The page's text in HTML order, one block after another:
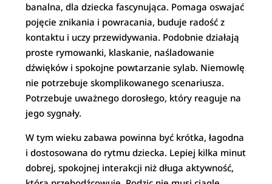
banalna, dla dziecka fascynująca. Pomaga oswajać
pojęcie znikania i powracania, buduje radość z
kontaktu i uczy przewidywania. Podobnie działają
proste rymowanki, klaskanie, naśladowanie
dźwięków i spokojne powtarzanie sylab. Niemowlę
nie potrzebuje skomplikowanego scenariusza.
Potrzebuje uważnego dorosłego, który reaguje na
jego sygnały.
W tym wieku zabawa powinna być krótka, łagodna
i dostosowana do rytmu dziecka. Lepiej kilka minut
dobrej, spokojnej interakcji niż długa aktywność,